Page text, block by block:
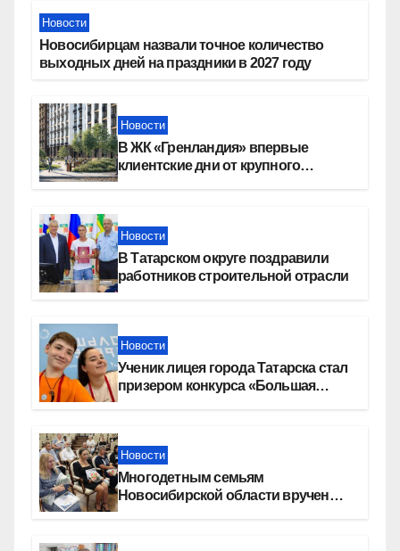
Новости
Новосибирцам назвали точное количество
выходных дней на праздники в 2027 году
Новости
В ЖК «Гренландия» впервые
клиентские дни от крупного
Новости
В Татарском округе поздравили
работников строительной отрасли
Новости
Ученик лицея города Татарска стал
призером конкурса «Большая
Новости
Многодетным семьям
Новосибирской области вручены